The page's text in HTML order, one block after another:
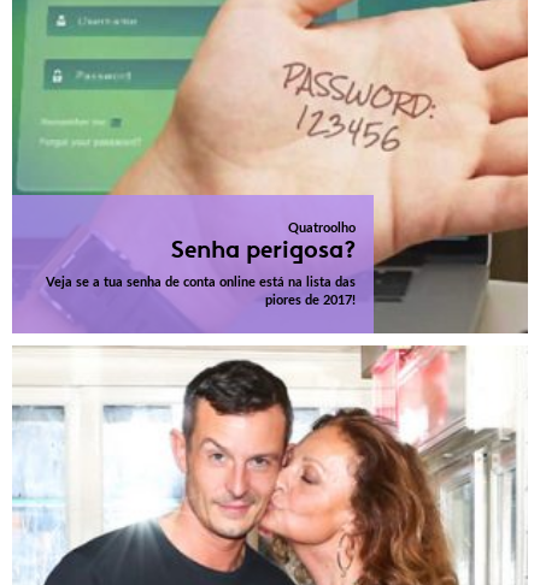
Quatroolho
Senha perigosa?
Veja se a tua senha de conta online está na lista das
piores de 2017!